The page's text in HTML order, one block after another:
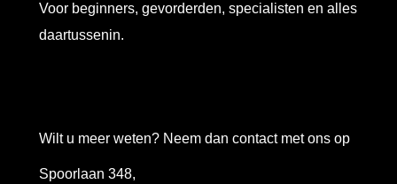
Wilt u meer weten? Neem dan contact met ons op
Spoorlaan 348,
Voor beginners, gevorderden, specialisten en alles
daartussenin.